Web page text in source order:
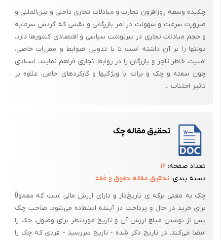
بخش‌های زیر در یک برگ چک وجود دارند که بعضی از آنها جاهای خالی تعبیه
شده‌ای هستند که باید توسط نویسنده پر شود :شمارهٔ مسلسل چک: که
شماره‌ای است که هنگام چاپ شدن برای هر برگ چک بطور یگانه و بدون تکرار
است و بر روی آن ثبت می‌شود.
روی تمام برگه‌های یک دفترچهٔ چک چاپ یا مُهر می‌شود.
تاریخ پرداخت: تاریخی که موعد پرداخت وجه مشخص شده است. طبق قانون
چک این تاریخ باید به حروف نوشته شود.
گیرندهٔ چک: نام فردی که می‌تواند وجه مشخص شده را در تاریخ مشخص
شده دریافت کند. معمولاً برای اینکه امکان استفاده‌ٔ چندین باره از یک برگ چک
- خرج‌کردن و دست به دست کردن آن - وجود داشته باشد معمولاً از واژه‌ٔ
"حامل" یا "آورنده" استفاده می‌شود. در اینصورت هر شخصی می‌تواند وجه
چک را دریافت کند.
چکیده وسعه روزافزون تجارت و مبادلات تجاری داخلی و بین‌المللی و
ضرورت سرعت و سهولت در امر بازرگانی و نقشی که گردش سرمایه
و حجم مبادلات تجاری در سرنوشت سیاسی و اقتصادی کشورها دارد،
دولتها را بر آن داشته است تا با تدوین ضوابط و مقررات خاصی،
امنیت خاطر تاجر و بازرگان را در روابط تجاری فراهم نمایند. اسنادی
چون سفته و چک و برات، با ویژگیها و کارکردهای خاص، علاوه بر
تاثیر اجتناب ...
تحقیق مقاله چک
تعداد صفحه: ۱۶
دسته بندی: تحقیق مقاله حقوق و فقه
چک به معنی برگه ی تاریخ‌دار و دارای ارزش مالی است که معمولاً
برای خرید در حال و پرداخت در آینده استفاده می‌شود. صاحب چک
پس از نوشتن مبلغ ارزش آن و تاریخ موردنظر برای وصول، چک را
امضا می‌کند. در تاریخ ذکر شده - تاریخ سررسید - فردی که چک را